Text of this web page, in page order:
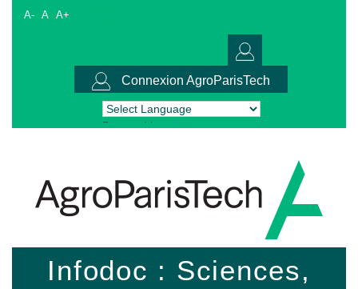
A- A A+
Connexion AgroParisTech
Powered by Translate
Infodoc : Sciences,